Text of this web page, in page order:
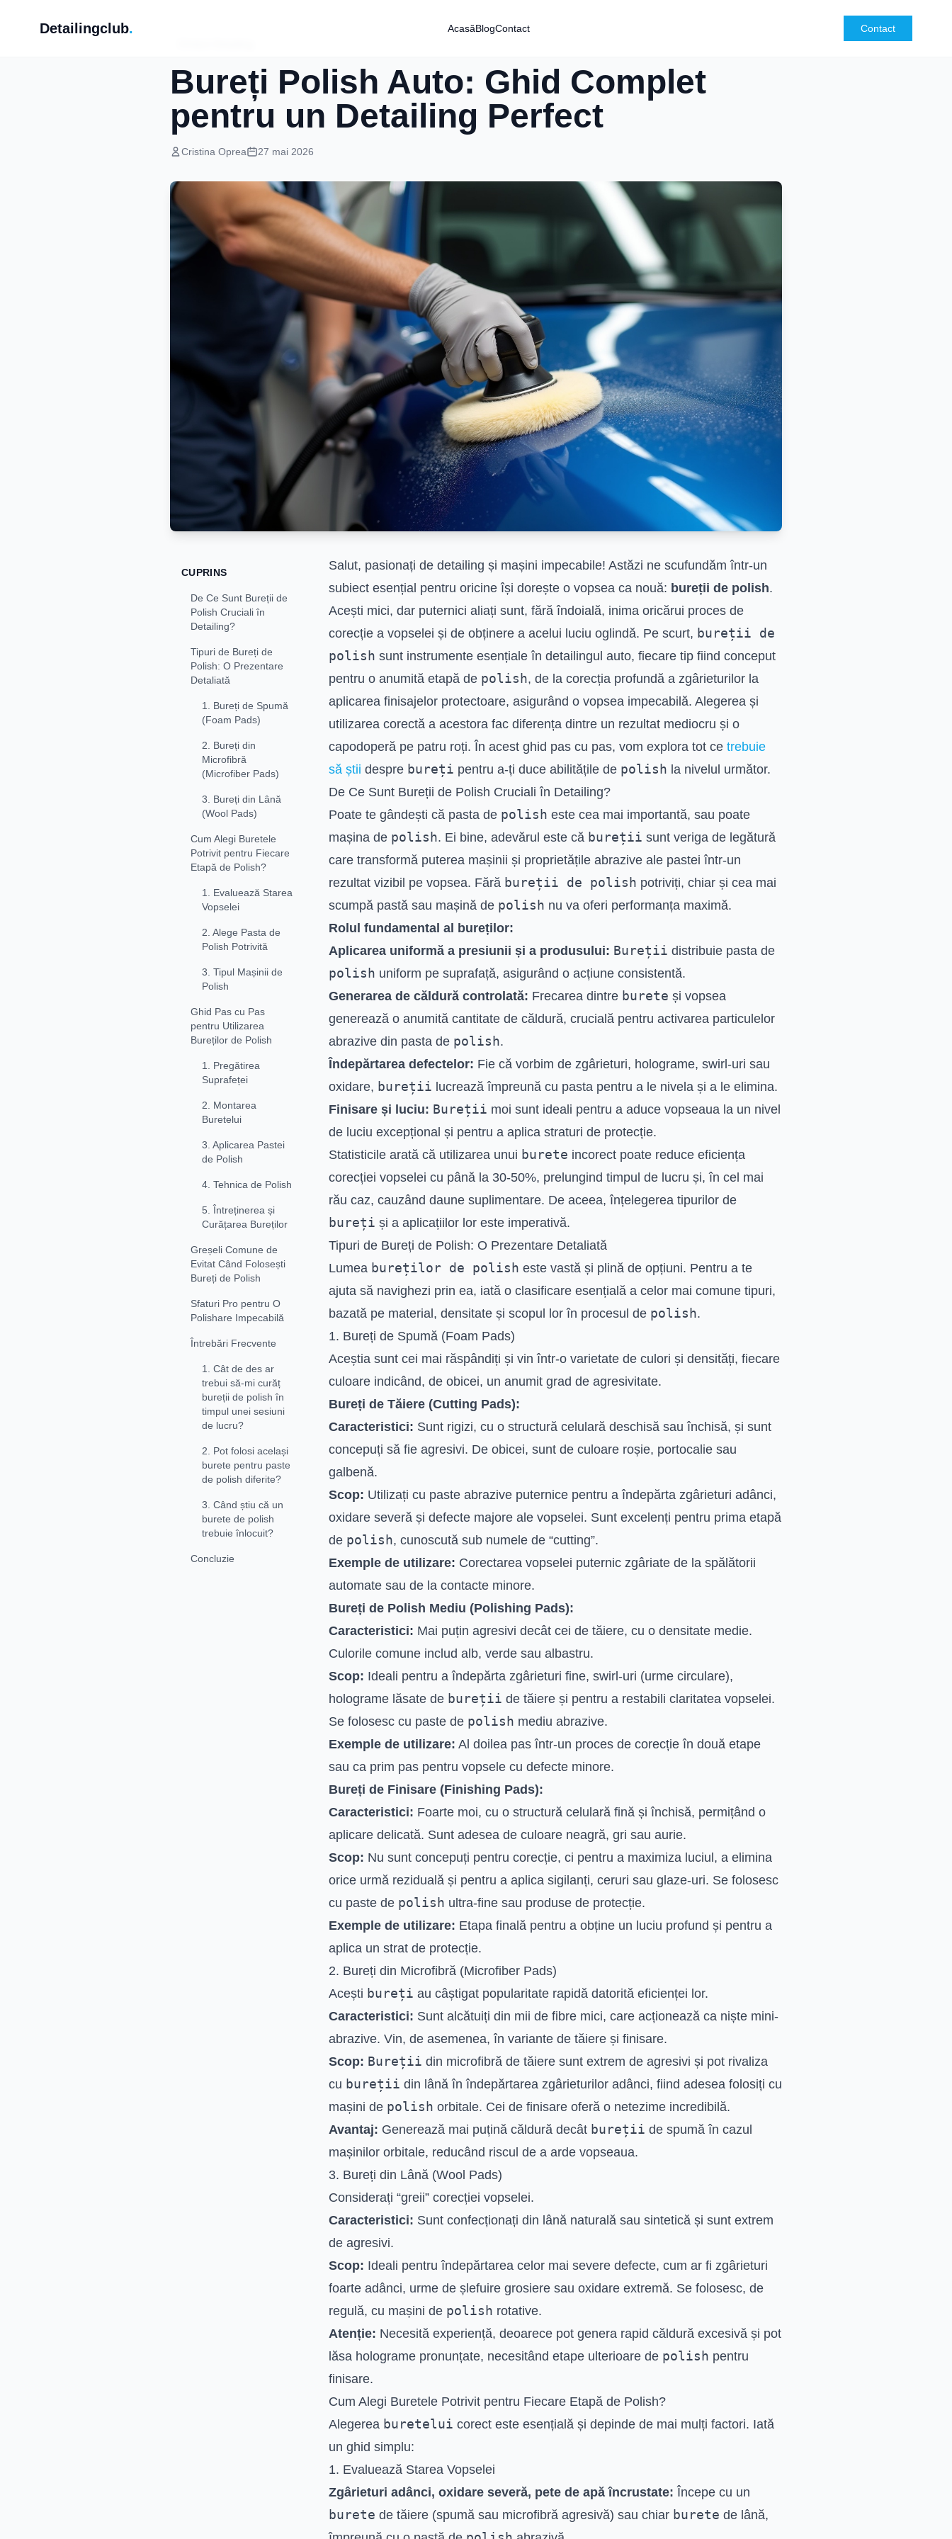
Detailingclub. AcasăBlogContact
Contact
Bureți Polish Auto: Ghid Complet
pentru un Detailing Perfect
Cristina Oprea 27 mai 2026
CUPRINS
De Ce Sunt Bureții de
Polish Cruciali în
Detailing?
Tipuri de Bureți de
Polish: O Prezentare
Detaliată
1. Bureți de Spumă
(Foam Pads)
2. Bureți din
Microfibră
(Microfiber Pads)
3. Bureți din Lână
(Wool Pads)
Cum Alegi Buretele
Potrivit pentru Fiecare
Etapă de Polish?
1. Evaluează Starea
Vopselei
2. Alege Pasta de
Polish Potrivită
3. Tipul Mașinii de
Polish
Ghid Pas cu Pas
pentru Utilizarea
Bureților de Polish
1. Pregătirea
Suprafeței
2. Montarea
Buretelui
3. Aplicarea Pastei
de Polish
4. Tehnica de Polish
5. Întreținerea și
Curățarea Bureților
Greșeli Comune de
Evitat Când Folosești
Bureți de Polish
Sfaturi Pro pentru O
Polishare Impecabilă
Întrebări Frecvente
1. Cât de des ar
trebui să-mi curăț
bureții de polish în
timpul unei sesiuni
de lucru?
2. Pot folosi același
burete pentru paste
de polish diferite?
3. Când știu că un
burete de polish
trebuie înlocuit?
Concluzie
Salut, pasionați de detailing și mașini impecabile! Astăzi ne scufundăm într-un
subiect esențial pentru oricine își dorește o vopsea ca nouă: bureții de polish.
Acești mici, dar puternici aliați sunt, fără îndoială, inima oricărui proces de
corecție a vopselei și de obținere a acelui luciu oglindă. Pe scurt, bureții de
polish sunt instrumente esențiale în detailingul auto, fiecare tip fiind conceput
pentru o anumită etapă de polish, de la corecția profundă a zgârieturilor la
aplicarea finisajelor protectoare, asigurând o vopsea impecabilă. Alegerea și
utilizarea corectă a acestora fac diferența dintre un rezultat mediocru și o
capodoperă pe patru roți. În acest ghid pas cu pas, vom explora tot ce trebuie
să știi despre bureți pentru a-ți duce abilitățile de polish la nivelul următor.
De Ce Sunt Bureții de Polish Cruciali în Detailing?
Poate te gândești că pasta de polish este cea mai importantă, sau poate
mașina de polish. Ei bine, adevărul este că bureții sunt veriga de legătură
care transformă puterea mașinii și proprietățile abrazive ale pastei într-un
rezultat vizibil pe vopsea. Fără bureții de polish potriviți, chiar și cea mai
scumpă pastă sau mașină de polish nu va oferi performanța maximă.
Rolul fundamental al bureților:
Aplicarea uniformă a presiunii și a produsului: Bureții distribuie pasta de
polish uniform pe suprafață, asigurând o acțiune consistentă.
Generarea de căldură controlată: Frecarea dintre burete și vopsea
generează o anumită cantitate de căldură, crucială pentru activarea particulelor
abrazive din pasta de polish.
Îndepărtarea defectelor: Fie că vorbim de zgârieturi, holograme, swirl-uri sau
oxidare, bureții lucrează împreună cu pasta pentru a le nivela și a le elimina.
Finisare și luciu: Bureții moi sunt ideali pentru a aduce vopseaua la un nivel
de luciu excepțional și pentru a aplica straturi de protecție.
Statisticile arată că utilizarea unui burete incorect poate reduce eficiența
corecției vopselei cu până la 30-50%, prelungind timpul de lucru și, în cel mai
rău caz, cauzând daune suplimentare. De aceea, înțelegerea tipurilor de
bureți și a aplicațiilor lor este imperativă.
Tipuri de Bureți de Polish: O Prezentare Detaliată
Lumea bureților de polish este vastă și plină de opțiuni. Pentru a te
ajuta să navighezi prin ea, iată o clasificare esențială a celor mai comune tipuri,
bazată pe material, densitate și scopul lor în procesul de polish.
1. Bureți de Spumă (Foam Pads)
Aceștia sunt cei mai răspândiți și vin într-o varietate de culori și densități, fiecare
culoare indicând, de obicei, un anumit grad de agresivitate.
Bureți de Tăiere (Cutting Pads):
Caracteristici: Sunt rigizi, cu o structură celulară deschisă sau închisă, și sunt
concepuți să fie agresivi. De obicei, sunt de culoare roșie, portocalie sau
galbenă.
Scop: Utilizați cu paste abrazive puternice pentru a îndepărta zgârieturi adânci,
oxidare severă și defecte majore ale vopselei. Sunt excelenți pentru prima etapă
de polish, cunoscută sub numele de “cutting”.
Exemple de utilizare: Corectarea vopselei puternic zgâriate de la spălătorii
automate sau de la contacte minore.
Bureți de Polish Mediu (Polishing Pads):
Caracteristici: Mai puțin agresivi decât cei de tăiere, cu o densitate medie.
Culorile comune includ alb, verde sau albastru.
Scop: Ideali pentru a îndepărta zgârieturi fine, swirl-uri (urme circulare),
holograme lăsate de bureții de tăiere și pentru a restabili claritatea vopselei.
Se folosesc cu paste de polish mediu abrazive.
Exemple de utilizare: Al doilea pas într-un proces de corecție în două etape
sau ca prim pas pentru vopsele cu defecte minore.
Bureți de Finisare (Finishing Pads):
Caracteristici: Foarte moi, cu o structură celulară fină și închisă, permițând o
aplicare delicată. Sunt adesea de culoare neagră, gri sau aurie.
Scop: Nu sunt concepuți pentru corecție, ci pentru a maximiza luciul, a elimina
orice urmă reziduală și pentru a aplica sigilanți, ceruri sau glaze-uri. Se folosesc
cu paste de polish ultra-fine sau produse de protecție.
Exemple de utilizare: Etapa finală pentru a obține un luciu profund și pentru a
aplica un strat de protecție.
2. Bureți din Microfibră (Microfiber Pads)
Acești bureți au câștigat popularitate rapidă datorită eficienței lor.
Caracteristici: Sunt alcătuiți din mii de fibre mici, care acționează ca niște mini-
abrazive. Vin, de asemenea, în variante de tăiere și finisare.
Scop: Bureții din microfibră de tăiere sunt extrem de agresivi și pot rivaliza
cu bureții din lână în îndepărtarea zgârieturilor adânci, fiind adesea folosiți cu
mașini de polish orbitale. Cei de finisare oferă o netezime incredibilă.
Avantaj: Generează mai puțină căldură decât bureții de spumă în cazul
mașinilor orbitale, reducând riscul de a arde vopseaua.
3. Bureți din Lână (Wool Pads)
Considerați “greii” corecției vopselei.
Caracteristici: Sunt confecționați din lână naturală sau sintetică și sunt extrem
de agresivi.
Scop: Ideali pentru îndepărtarea celor mai severe defecte, cum ar fi zgârieturi
foarte adânci, urme de șlefuire grosiere sau oxidare extremă. Se folosesc, de
regulă, cu mașini de polish rotative.
Atenție: Necesită experiență, deoarece pot genera rapid căldură excesivă și pot
lăsa holograme pronunțate, necesitând etape ulterioare de polish pentru
finisare.
Cum Alegi Buretele Potrivit pentru Fiecare Etapă de Polish?
Alegerea buretelui corect este esențială și depinde de mai mulți factori. Iată
un ghid simplu:
1. Evaluează Starea Vopselei
Zgârieturi adânci, oxidare severă, pete de apă încrustate: Începe cu un
burete de tăiere (spumă sau microfibră agresivă) sau chiar burete de lână,